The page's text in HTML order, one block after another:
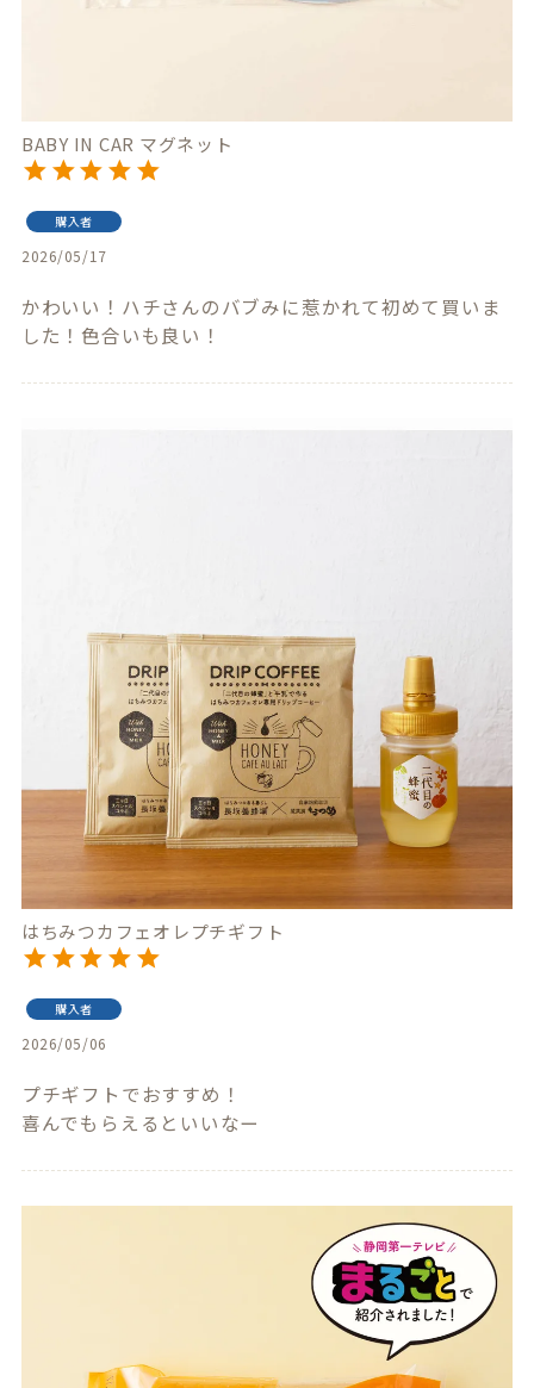
BABY IN CAR マグネット
購入者
2026/05/17
かわいい！ハチさんのバブみに惹かれて初めて買いま
した！色合いも良い！
はちみつカフェオレプチギフト
購入者
2026/05/06
プチギフトでおすすめ！
喜んでもらえるといいなー